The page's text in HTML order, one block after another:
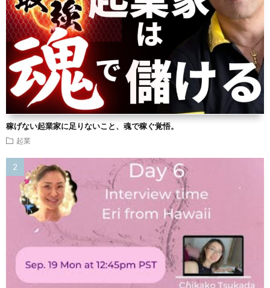
稼げない起業家に足りないこと、魂で稼ぐ覚悟。
起業